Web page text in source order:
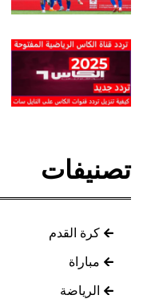
تصنيفات
كرة القدم
مباراة
الرياضة